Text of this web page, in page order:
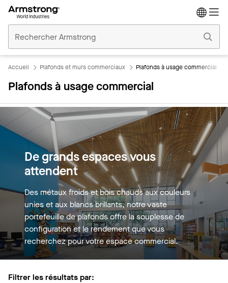
Plafonds
Commerciaux
Accueil Plafonds et murs commerciaux Plafonds à usage commercial
Plafonds à usage commercial
De grands espaces vous
attendent
Des métaux froids et bois chauds aux couleurs
unies et aux blancs brillants, notre vaste
portefeuille de plafonds offre la souplesse de
configuration et le rendement que vous
recherchez pour votre espace commercial.
Filtrer les résultats par: